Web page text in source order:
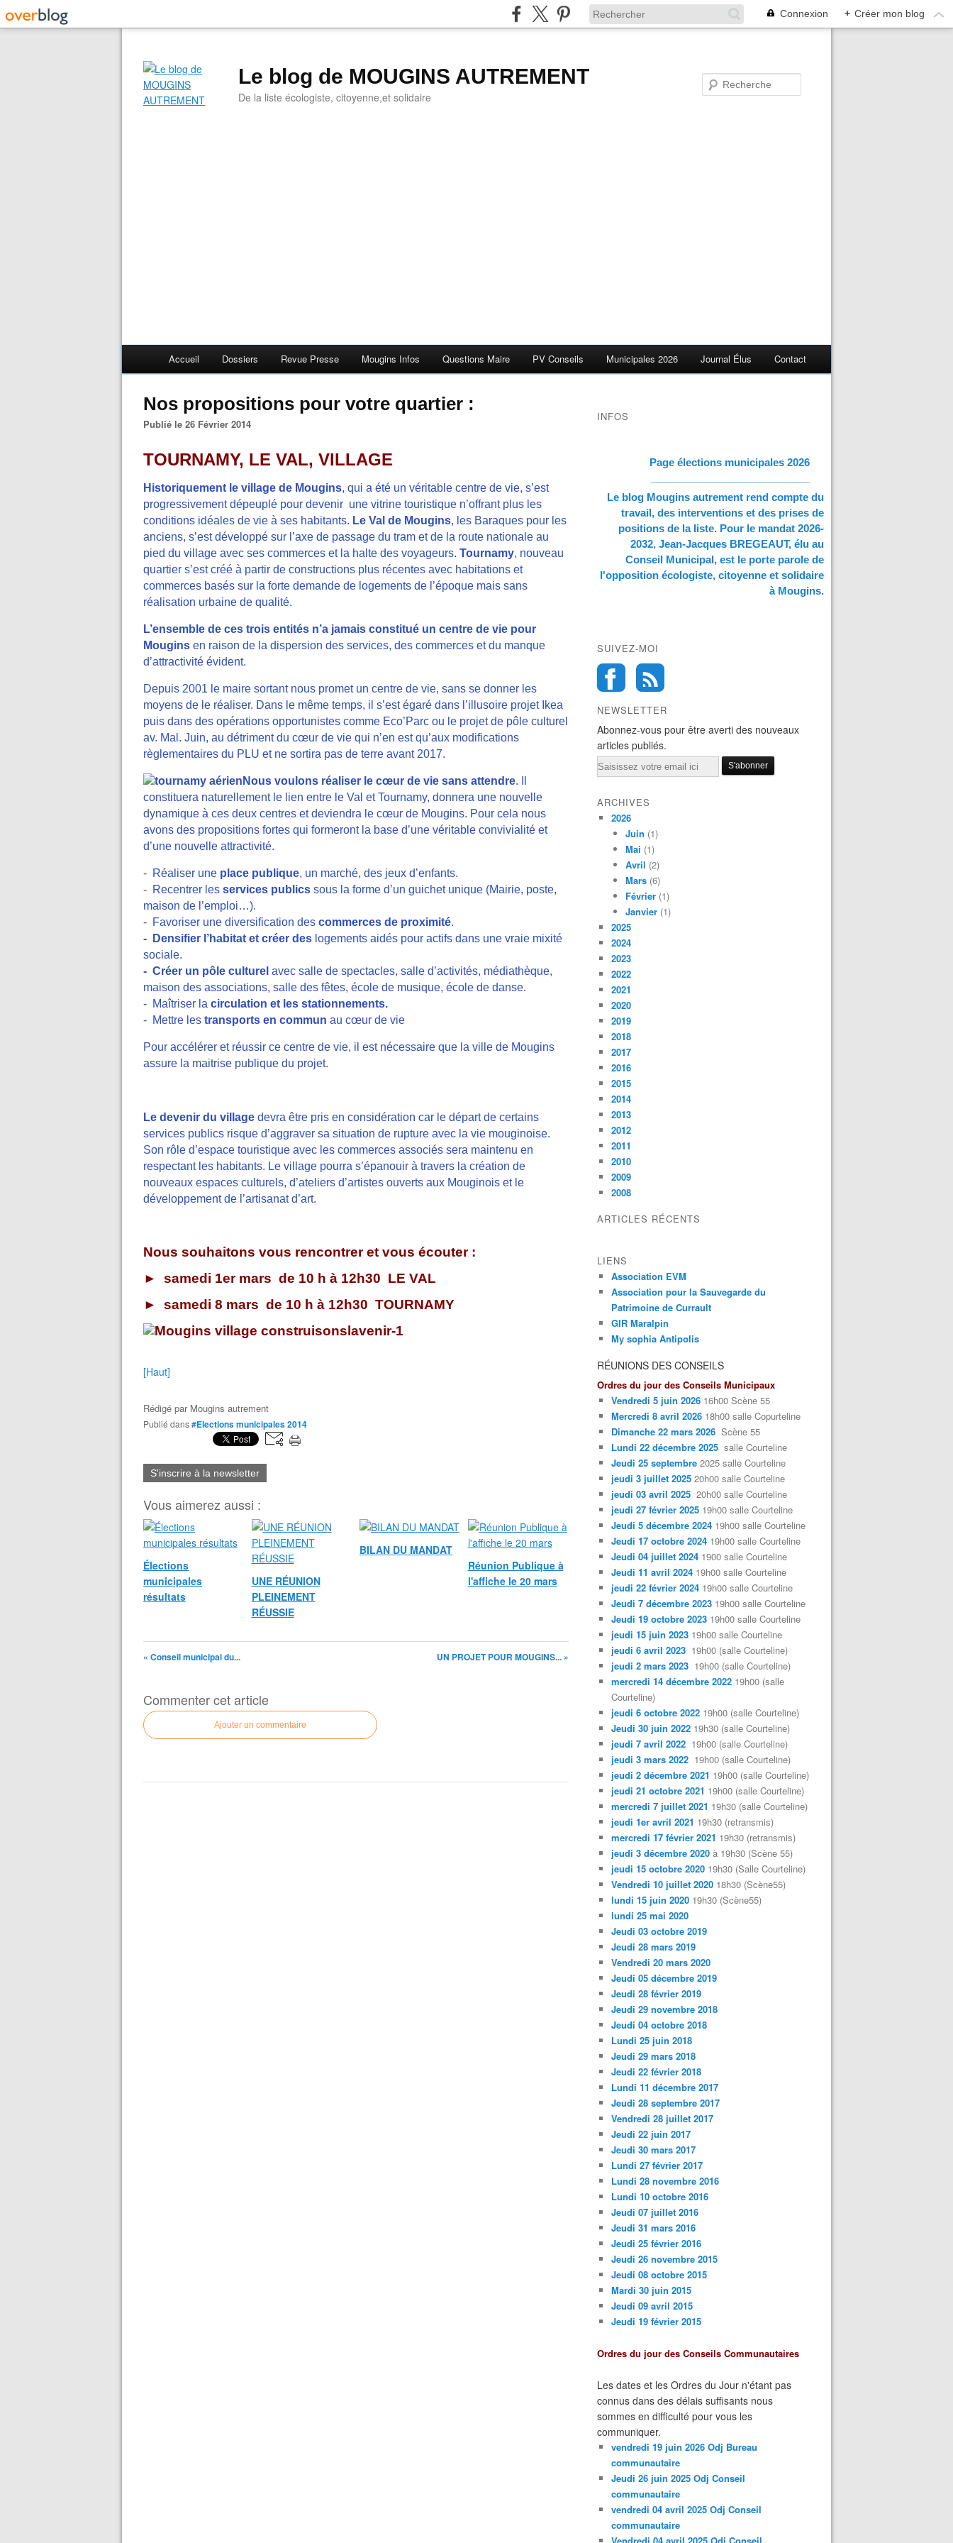
Connexion + Créer mon blog
Le blog de MOUGINS AUTREMENT
De la liste écologiste, citoyenne,et solidaire
Accueil Dossiers Revue Presse Mougins Infos Questions Maire PV Conseils Municipales 2026 Journal Élus Contact
Nos propositions pour votre quartier :
Publié le 26 Février 2014
TOURNAMY, LE VAL, VILLAGE
Historiquement le village de Mougins, qui a été un véritable centre de vie, s’est
progressivement dépeuplé pour devenir une vitrine touristique n’offrant plus les
conditions idéales de vie à ses habitants. Le Val de Mougins, les Baraques pour les
anciens, s’est développé sur l’axe de passage du tram et de la route nationale au
pied du village avec ses commerces et la halte des voyageurs. Tournamy, nouveau
quartier s’est créé à partir de constructions plus récentes avec habitations et
commerces basés sur la forte demande de logements de l’époque mais sans
réalisation urbaine de qualité.
L’ensemble de ces trois entités n’a jamais constitué un centre de vie pour
Mougins en raison de la dispersion des services, des commerces et du manque
d’attractivité évident.
Depuis 2001 le maire sortant nous promet un centre de vie, sans se donner les
moyens de le réaliser. Dans le même temps, il s’est égaré dans l’illusoire projet Ikea
puis dans des opérations opportunistes comme Eco’Parc ou le projet de pôle culturel
av. Mal. Juin, au détriment du cœur de vie qui n’en est qu’aux modifications
règlementaires du PLU et ne sortira pas de terre avant 2017.
Nous voulons réaliser le cœur de vie sans attendre. Il
constituera naturellement le lien entre le Val et Tournamy, donnera une nouvelle
dynamique à ces deux centres et deviendra le cœur de Mougins. Pour cela nous
avons des propositions fortes qui formeront la base d’une véritable convivialité et
d’une nouvelle attractivité.
- Réaliser une place publique, un marché, des jeux d’enfants.
- Recentrer les services publics sous la forme d’un guichet unique (Mairie, poste,
maison de l’emploi…).
- Favoriser une diversification des commerces de proximité.
- Densifier l’habitat et créer des logements aidés pour actifs dans une vraie mixité
sociale.
- Créer un pôle culturel avec salle de spectacles, salle d’activités, médiathèque,
maison des associations, salle des fêtes, école de musique, école de danse.
- Maîtriser la circulation et les stationnements.
- Mettre les transports en commun au cœur de vie
Pour accélérer et réussir ce centre de vie, il est nécessaire que la ville de Mougins
assure la maitrise publique du projet.
Le devenir du village devra être pris en considération car le départ de certains
services publics risque d’aggraver sa situation de rupture avec la vie mouginoise.
Son rôle d’espace touristique avec les commerces associés sera maintenu en
respectant les habitants. Le village pourra s’épanouir à travers la création de
nouveaux espaces culturels, d’ateliers d’artistes ouverts aux Mouginois et le
développement de l’artisanat d’art.
Nous souhaitons vous rencontrer et vous écouter :
►
samedi 1er mars de 10 h à 12h30 LE VAL
►
samedi 8 mars de 10 h à 12h30 TOURNAMY
[Haut]
Rédigé par Mougins autrement
Publié dans#Elections municipales 2014
S'inscrire à la newsletter
Vous aimerez aussi :
Élections
municipales
résultats
UNE RÉUNION
PLEINEMENT
RÉUSSIE
BILAN DU MANDAT
Réunion Publique à
l'affiche le 20 mars
« Conseil municipal du... UN PROJET POUR MOUGINS... »
Commenter cet article
Ajouter un commentaire
INFOS
Page élections municipales 2026
Le blog Mougins autrement rend compte du
travail, des interventions et des prises de
positions de la liste. Pour le mandat 2026-
2032, Jean-Jacques BREGEAUT, élu au
Conseil Municipal, est le porte parole de
l'opposition écologiste, citoyenne et solidaire
à Mougins.
SUIVEZ-MOI
NEWSLETTER
Abonnez-vous pour être averti des nouveaux
articles publiés.
Email
ARCHIVES
2026
Juin (1)
Mai (1)
Avril (2)
Mars (6)
Février (1)
Janvier (1)
2025
2024
2023
2022
2021
2020
2019
2018
2017
2016
2015
2014
2013
2012
2011
2010
2009
2008
ARTICLES RÉCENTS
LIENS
Association EVM
Association pour la Sauvegarde du
Patrimoine de Currault
GIR Maralpin
My sophia Antipolis
RÉUNIONS DES CONSEILS
Ordres du jour des Conseils Municipaux
Vendredi 5 juin 2026 16h00 Scène 55
Mercredi 8 avril 2026 18h00 salle Copurteline
Dimanche 22 mars 2026 Scène 55
Lundi 22 décembre 2025 salle Courteline
Jeudi 25 septembre 2025 salle Courteline
jeudi 3 juillet 2025 20h00 salle Courteline
jeudi 03 avril 2025 20h00 salle Courteline
jeudi 27 février 2025 19h00 salle Courteline
Jeudi 5 décembre 2024 19h00 salle Courteline
Jeudi 17 octobre 2024 19h00 salle Courteline
Jeudi 04 juillet 2024 1900 salle Courteline
Jeudi 11 avril 2024 19h00 salle Courteline
jeudi 22 février 2024 19h00 salle Courteline
Jeudi 7 décembre 2023 19h00 salle Courteline
Jeudi 19 octobre 2023 19h00 salle Courteline
jeudi 15 juin 2023 19h00 salle Courteline
jeudi 6 avril 2023 19h00 (salle Courteline)
jeudi 2 mars 2023 19h00 (salle Courteline)
mercredi 14 décembre 2022 19h00 (salle
Courteline)
jeudi 6 octobre 2022 19h00 (salle Courteline)
Jeudi 30 juin 2022 19h30 (salle Courteline)
jeudi 7 avril 2022 19h00 (salle Courteline)
jeudi 3 mars 2022 19h00 (salle Courteline)
jeudi 2 décembre 2021 19h00 (salle Courteline)
jeudi 21 octobre 2021 19h00 (salle Courteline)
mercredi 7 juillet 2021 19h30 (salle Courteline)
jeudi 1er avril 2021 19h30 (retransmis)
mercredi 17 février 2021 19h30 (retransmis)
jeudi 3 décembre 2020 à 19h30 (Scène 55)
jeudi 15 octobre 2020 19h30 (Salle Courteline)
Vendredi 10 juillet 2020 18h30 (Scène55)
lundi 15 juin 2020 19h30 (Scène55)
lundi 25 mai 2020
Jeudi 03 octobre 2019
Jeudi 28 mars 2019
Vendredi 20 mars 2020
Jeudi 05 décembre 2019
Jeudi 28 février 2019
Jeudi 29 novembre 2018
Jeudi 04 octobre 2018
Lundi 25 juin 2018
Jeudi 29 mars 2018
Jeudi 22 février 2018
Lundi 11 décembre 2017
Jeudi 28 septembre 2017
Vendredi 28 juillet 2017
Jeudi 22 juin 2017
Jeudi 30 mars 2017
Lundi 27 février 2017
Lundi 28 novembre 2016
Lundi 10 octobre 2016
Jeudi 07 juillet 2016
Jeudi 31 mars 2016
Jeudi 25 février 2016
Jeudi 26 novembre 2015
Jeudi 08 octobre 2015
Mardi 30 juin 2015
Jeudi 09 avril 2015
Jeudi 19 février 2015
Ordres du jour des Conseils Communautaires
Les dates et les Ordres du Jour n'étant pas
connus dans des délais suffisants nous
sommes en difficulté pour vous les
communiquer.
vendredi 19 juin 2026 Odj Bureau
communautaire
Jeudi 26 juin 2025 Odj Conseil
communautaire
vendredi 04 avril 2025 Odj Conseil
communautaire